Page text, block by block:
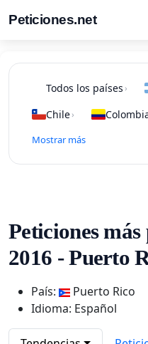
Peticiones.net
Todos los países ›
Chile›
Mostrar más
Peticiones
2016 - Puerto
País:
Puerto Rico
Idioma: Español